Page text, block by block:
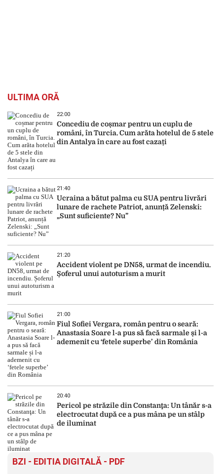
ULTIMA ORĂ
22:00
Concediu de coșmar pentru un cuplu de
români, în Turcia. Cum arăta hotelul de 5 stele
din Antalya în care au fost cazați
21:40
Ucraina a bătut palma cu SUA pentru livrări
lunare de rachete Patriot, anunță Zelenski:
„Sunt suficiente? Nu”
21:20
Accident violent pe DN58, urmat de incendiu.
Șoferul unui autoturism a murit
21:00
Fiul Sofiei Vergara, român pentru o seară:
Anastasia Soare l-a pus să facă sarmale și l-a
ademenit cu ‘fetele superbe’ din România
20:40
Pericol pe străzile din Constanţa: Un tânăr s-a
electrocutat după ce a pus mâna pe un stâlp
de iluminat
BZI - EDITIA DIGITALĂ - PDF